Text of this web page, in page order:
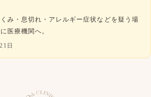
み・息切れ・アレルギー症状などを疑う場
医療機関へ。
日